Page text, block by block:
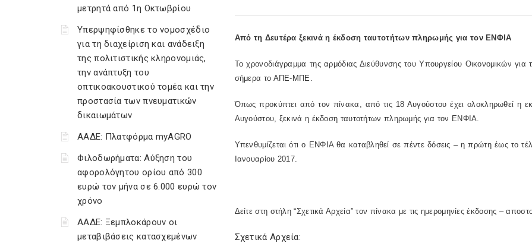
μετρητά από 1η Οκτωβρίου
Υπερψηφίσθηκε το νομοσχέδιο
για τη διαχείριση και ανάδειξη
της πολιτιστικής κληρονομιάς,
την ανάπτυξη του
οπτικοακουστικού τομέα και την
προστασία των πνευματικών
δικαιωμάτων
ΑΑΔΕ: Πλατφόρμα myAGRO
Φιλοδωρήματα: Αύξηση του
αφορολόγητου ορίου από 300
ευρώ τον μήνα σε 6.000 ευρώ τον
χρόνο
ΑΑΔΕ: Ξεμπλοκάρουν οι
μεταβιβάσεις κατασχεμένων
Από τη Δευτέρα ξεκινά η έκδοση ταυτοτήτων πληρωμής για τον ΕΝΦΙΑ
Το χρονοδιάγραμμα της αρμόδιας Διεύθυνσης του Υπουργείου Οικονομικών
σήμερα το ΑΠΕ-ΜΠΕ.
Όπως προκύπτει από τον πίνακα, από τις 18 Αυγούστου έχει ολοκληρωθεί η
Αυγούστου, ξεκινά η έκδοση ταυτοτήτων πληρωμής για τον ΕΝΦΙΑ.
Υπενθυμίζεται ότι ο ΕΝΦΙΑ θα καταβληθεί σε πέντε δόσεις – η πρώτη έως το
Ιανουαρίου 2017.
Δείτε στη στήλη “Σχετικά Αρχεία” τον πίνακα με τις ημερομηνίες έκδοσης –
Σχετικά Αρχεία: